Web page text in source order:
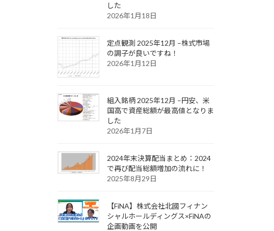
した
2026年1月18日
定点観測 2025年12月 –株式市場
の調子が良いですね！
2026年1月12日
組入銘柄 2025年12月 –円安、米
国高で資産総額が最高値となりま
した
2026年1月7日
2024年末決算配当まとめ：2024
で再び配当総額増加の流れに！
2025年8月29日
【FiNA】株式会社北國フィナン
シャルホールディングス×FiNAの
企画動画を公開